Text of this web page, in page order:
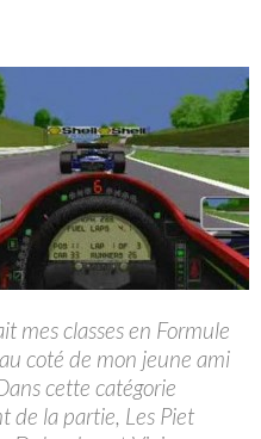
mes classes en Formule
coté de mon jeune ami
cette catégorie
de la partie, Les Piet